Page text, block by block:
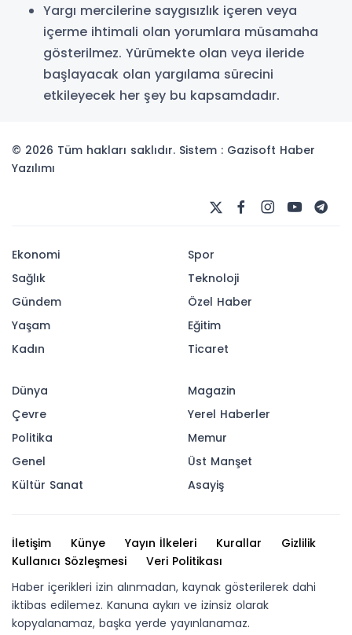
Yargı mercilerine saygısızlık içeren veya
içerme ihtimali olan yorumlara müsamaha
gösterilmez. Yürümekte olan veya ileride
başlayacak olan yargılama sürecini
etkileyecek her şey bu kapsamdadır.
© 2026 Tüm hakları saklıdır. Sistem : Gazisoft Haber
Yazılımı
Ekonomi
Sağlık
Gündem
Yaşam
Kadın
Spor
Teknoloji
Özel Haber
Eğitim
Ticaret
Dünya
Çevre
Politika
Genel
Kültür Sanat
Magazin
Yerel Haberler
Memur
Üst Manşet
Asayiş
İletişim Künye Yayın İlkeleri Kurallar
Gizlilik
Kullanıcı Sözleşmesi
Veri Politikası
Haber içerikleri izin alınmadan, kaynak gösterilerek dahi
iktibas edilemez. Kanuna aykırı ve izinsiz olarak
kopyalanamaz, başka yerde yayınlanamaz.